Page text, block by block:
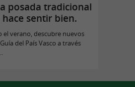
posada tradicional
sentir bien.
el verano, descubre nuevos
del País Vasco a través